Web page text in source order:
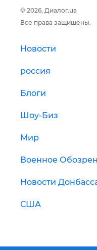
© 2026, Диалог.ua
Все права защищены.
Новости
россия
Блоги
Шоу-Биз
Мир
Военное
Новости
США